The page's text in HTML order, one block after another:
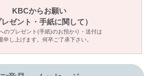
KBCからお願い
レゼント・手紙に関して）
のプレゼント(手紙)のお預かり・送付は
申し上げます。何卒ご了承下さい。